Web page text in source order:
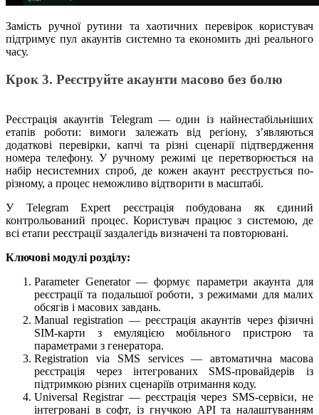
Замість ручної рутини та хаотичних перевірок користувач
підтримує пул акаунтів системно та економить дні реального
часу.
Крок 3. Реєструйте акаунти масово без болю
Реєстрація акаунтів Telegram — один із найнестабільніших
етапів роботи: вимоги залежать від регіону, з’являються
додаткові перевірки, капчі та різні сценарії підтвердження
номера телефону. У ручному режимі це перетворюється на
набір несистемних спроб, де кожен акаунт реєструється по-
різному, а процес неможливо відтворити в масштабі.
У Telegram Expert реєстрація побудована як єдиний
контрольований процес. Користувач працює з системою, де
всі етапи реєстрації заздалегідь визначені та повторювані.
Ключові модулі розділу:
Parameter Generator — формує параметри акаунта для
реєстрації та подальшої роботи, з режимами для малих
обсягів і масових завдань.
Manual registration — реєстрація акаунтів через фізичні
SIM-карти з емуляцією мобільного пристрою та
параметрами з генератора.
Registration via SMS services — автоматична масова
реєстрація через інтегрованих SMS-провайдерів із
підтримкою різних сценаріїв отримання коду.
Universal Registrar — реєстрація через SMS-сервіси, не
інтегровані в софт, із гнучкою API та налаштуванням